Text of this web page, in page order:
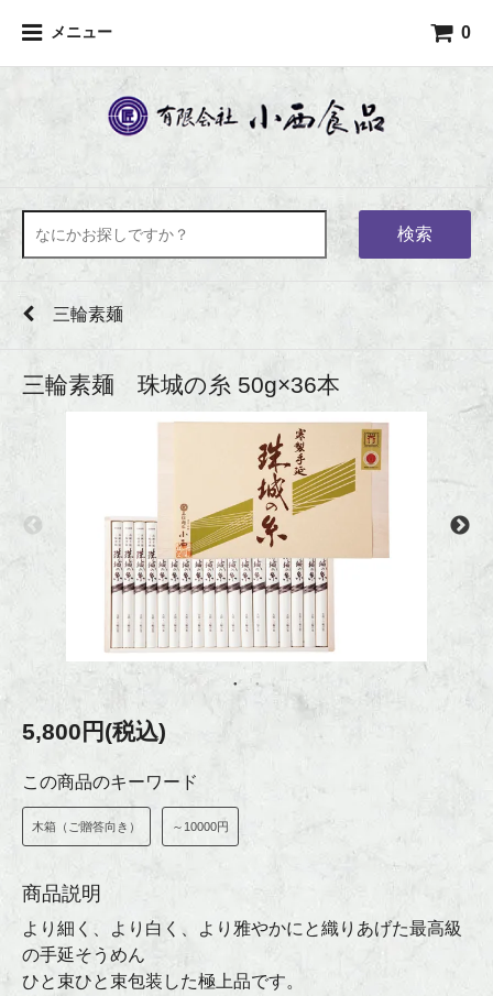
メニュー 0
検索
三輪素麺
三輪素麺 珠城の糸 50g×36本
5,800円(税込)
この商品のキーワード
木箱（ご贈答向き） ～10000円
商品説明
より細く、より白く、より雅やかにと織りあげた最高級
の手延そうめん
ひと束ひと束包装した極上品です。